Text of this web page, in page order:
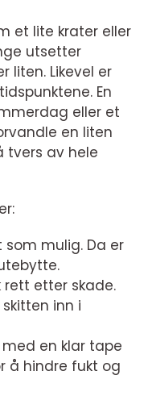
et lite krater eller
utsetter
liten. Likevel er
En
eller et
en liten
tvers av hele
som mulig. Da er
rett etter skade.
inn i
en klar tape
å hindre fukt og